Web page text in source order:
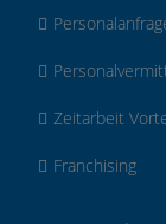
Zeitarbeit
Franchising